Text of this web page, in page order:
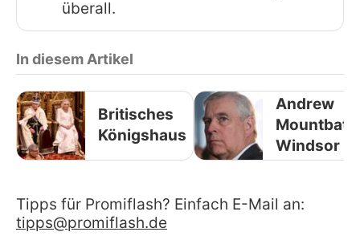
überall.
In diesem Artikel
Britisches
Königshaus
Andrew
Windsor
Tipps für Promiflash? Einfach E-Mail an:
tipps@promiflash.de